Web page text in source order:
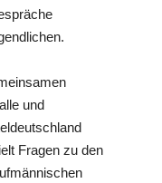
und
Fragen zu den